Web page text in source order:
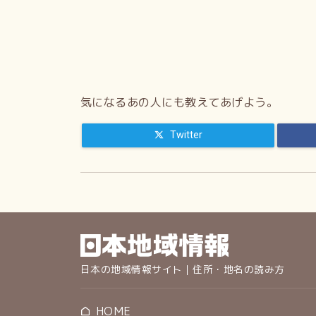
気になるあの人にも教えてあげよう。
Twitter
日本の地域情報サイト｜住所・地名の読み方
HOME